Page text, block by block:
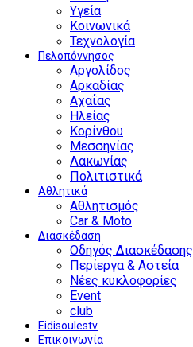
Υγεία
Κοινωνικά
Τεχνολογία
Πελοπόννησος
Αργολίδος
Αρκαδίας
Αχαΐας
Ηλείας
Κορίνθου
Μεσσηνίας
Λακωνίας
Πολιτιστικά
Αθλητικά
Αθλητισμός
Car & Moto
Διασκέδαση
Οδηγός Διασκέδασης
Περίεργα & Αστεία
Νέες κυκλοφορίες
Event
club
Eidisoulestv
Επικοινωνία